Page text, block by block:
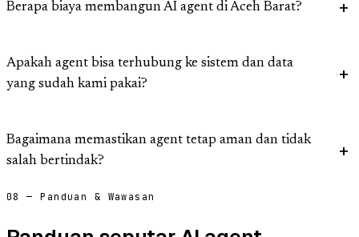
Berapa biaya membangun AI agent di Aceh Barat?
Apakah agent bisa terhubung ke sistem dan data
yang sudah kami pakai?
Bagaimana memastikan agent tetap aman dan tidak
salah bertindak?
08 — Panduan & Wawasan